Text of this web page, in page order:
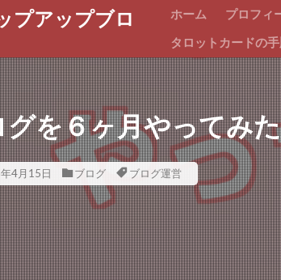
プアップブロ
ホーム プロフィ
タロットカードの
グを６ヶ月やってみ
4月15日 ブログ ブログ運営